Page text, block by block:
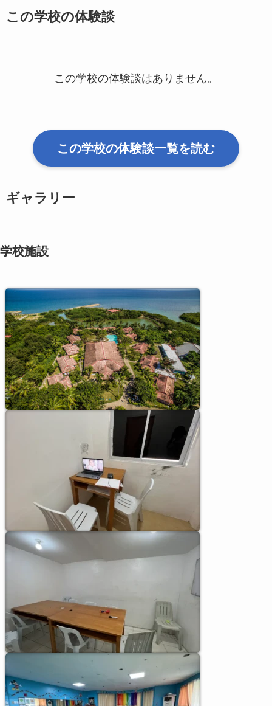
この学校の体験談
この学校の体験談はありません。
この学校の体験談一覧を読む
ギャラリー
学校施設